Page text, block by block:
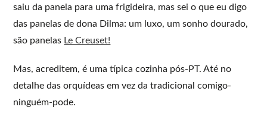
saiu da panela para uma frigideira, mas sei o que eu digo
das panelas de dona Dilma: um luxo, um sonho dourado,
são panelas Le Creuset!
Mas, acreditem, é uma típica cozinha pós-PT. Até no
detalhe das orquídeas em vez da tradicional comigo-
ninguém-pode.